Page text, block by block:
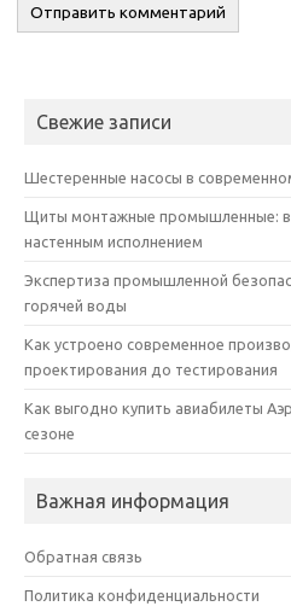
Свежие записи
Шестеренные насосы в
Щиты монтажные промышленные:
настенным исполнением
Экспертиза промышленной
горячей воды
Как устроено современное
проектирования до тестирования
Как выгодно купить авиабилеты
сезоне
Важная информация
Обратная связь
Политика конфиденциальности